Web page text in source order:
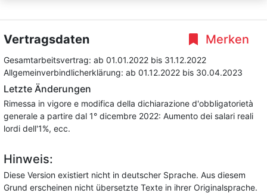
Merken
Vertragsdaten
Gesamtarbeitsvertrag: ab 01.01.2022 bis 31.12.2022
Allgemeinverbindlicherklärung: ab 01.12.2022 bis 30.04.2023
Letzte Änderungen
Rimessa in vigore e modifica della dichiarazione d'obbligatorietà
generale a partire dal 1° dicembre 2022: Aumento dei salari reali
lordi dell'1%, ecc.
Hinweis:
Diese Version existiert nicht in deutscher Sprache. Aus diesem
Grund erscheinen nicht übersetzte Texte in ihrer Originalsprache.